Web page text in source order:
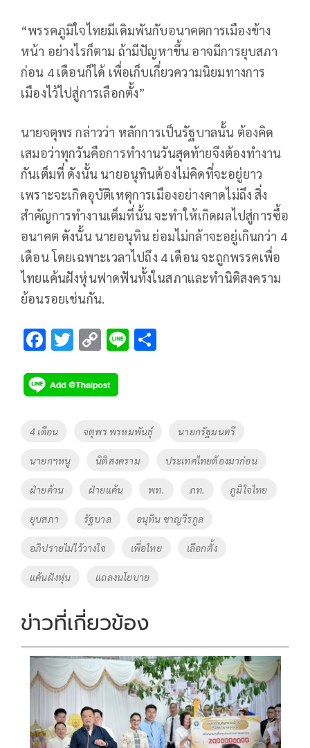
“พรรคภูมิใจไทยมีเดิมพันกับอนาคตการเมืองข้าง
หน้า อย่างไรก็ตาม ถ้ามีปัญหาขึ้น อาจมีการยุบสภา
ก่อน 4 เดือนก็ได้ เพื่อเก็บเกี่ยวความนิยมทางการ
เมืองไว้ไปสู่การเลือกตั้ง”
นายจตุพร กล่าวว่า หลักการเป็นรัฐบาลนั้น ต้องคิด
เสมอว่าทุกวันคือการทำงานวันสุดท้ายจึงต้องทำงาน
กันเต็มที่ ดังนั้น นายอนุทินต้องไม่คิดที่จะอยู่ยาว
เพราะจะเกิดอุบัติเหตุการเมืองอย่างคาดไม่ถึง สิ่ง
สำคัญการทำงานเต็มที่นั้น จะทำให้เกิดผลไปสู่การซื้อ
อนาคต ดังนั้น นายอนุทิน ย่อมไม่กล้าจะอยู่เกินกว่า 4
เดือน โดยเฉพาะเวลาไปถึง 4 เดือน จะถูกพรรคเพื่อ
ไทยแค้นฝังหุ่นฟาดฟันทั้งในสภาและทำนิติสงคราม
ย้อนรอยเช่นกัน.
F
e
b
o
k
T
tt
er
C
p
y
Li
n
k
Li
Tags
4 เดือน จตุพร พรหมพันธุ์ นายกรัฐมนตรี
นายกฯหนู นิติสงคราม ประเทศไทยต้องมาก่อน
ฝ่ายค้าน ฝ่ายแค้น พท. ภท. ภูมิใจไทย
ยุบสภา รัฐบาล อนุทิน ชาญวีรกูล
อภิปรายไม่ไว้วางใจ เพื่อไทย เลือกตั้ง
แค้นฝังหุ่น แถลงนโยบาย
ข่าวที่เกี่ยวข้อง